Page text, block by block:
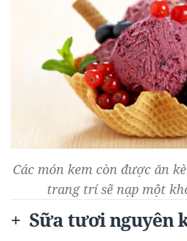
Các món kem còn được ăn
trang trí sẽ nạp một
+ Sữa tươi nguyên